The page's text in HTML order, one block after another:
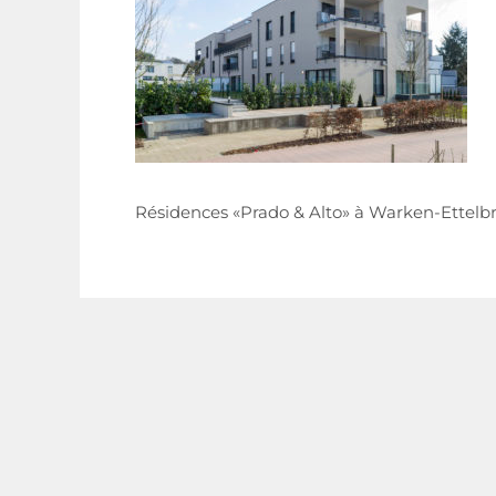
Résidences «Prado & Alto» à Warken-